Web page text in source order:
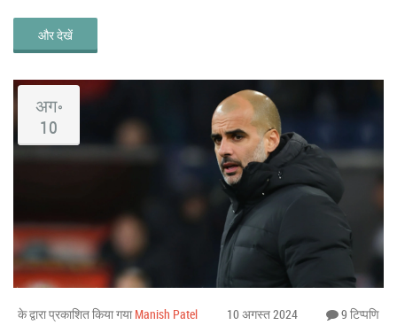
और देखें
अग॰
10
के द्वारा प्रकाशित किया गया Manish Patel 10 अगस्त 2024 9 टिप्पणि